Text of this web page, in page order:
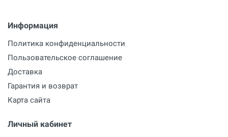
Информация
Политика конфиденциальности
Пользовательское соглашение
Доставка
Гарантия и возврат
Карта сайта
Личный кабинет